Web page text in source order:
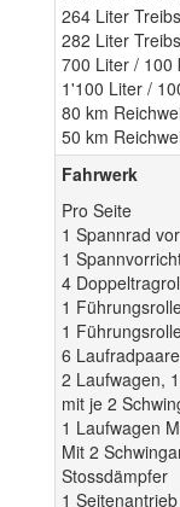
264 Liter
282 Liter
700 Liter / 100
1'100 Liter /
80 km
50 km
Fahrwerk
Pro Seite
1 Spannrad
1
4
1
1
6
2 Laufwagen,
mit je 2
1 Laufwagen
Mit 2
Stossdämpfer
1